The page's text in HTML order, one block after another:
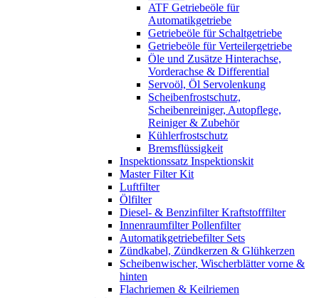
ATF Getriebeöle für
Automatikgetriebe
Getriebeöle für Schaltgetriebe
Getriebeöle für Verteilergetriebe
Öle und Zusätze Hinterachse,
Vorderachse & Differential
Servoöl, Öl Servolenkung
Scheibenfrostschutz,
Scheibenreiniger, Autopflege,
Reiniger & Zubehör
Kühlerfrostschutz
Bremsflüssigkeit
Inspektionssatz Inspektionskit
Master Filter Kit
Luftfilter
Ölfilter
Diesel- & Benzinfilter Kraftstofffilter
Innenraumfilter Pollenfilter
Automatikgetriebefilter Sets
Zündkabel, Zündkerzen & Glühkerzen
Scheibenwischer, Wischerblätter vorne &
hinten
Flachriemen & Keilriemen